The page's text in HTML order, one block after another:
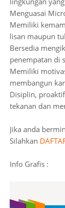
Menguasai
Memiliki
lisan maupun
Bersedia
penempatan di
Memiliki
membangun
Disiplin,
tekanan dan
Jika anda
Silahkan
Info Grafis :